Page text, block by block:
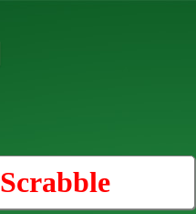
Scrabble